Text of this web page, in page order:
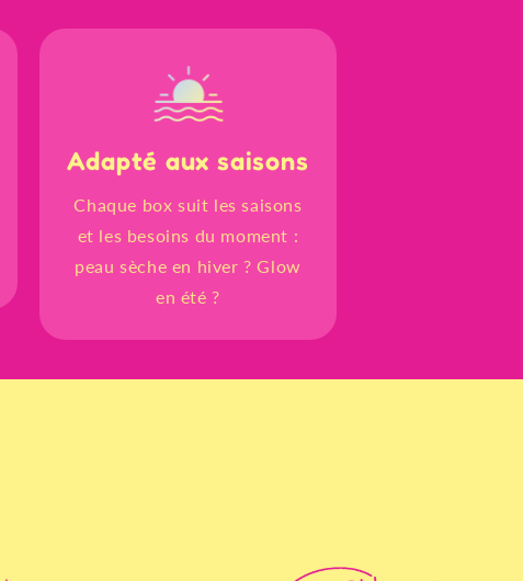
Adapté aux saisons
Chaque box suit les saisons
et les besoins du moment :
peau sèche en hiver ? Glow
en été ?